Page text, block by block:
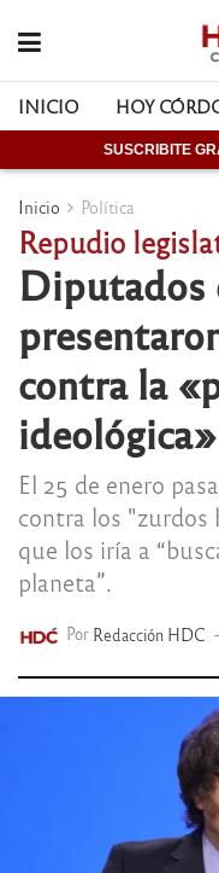
INICIO HOY
SUSCRIBITE
Inicio Política
Repudio
Diputados
contra la
El 25 de enero
contra los "zurdos
que los iría a
planeta”.
Por Redacción HDC